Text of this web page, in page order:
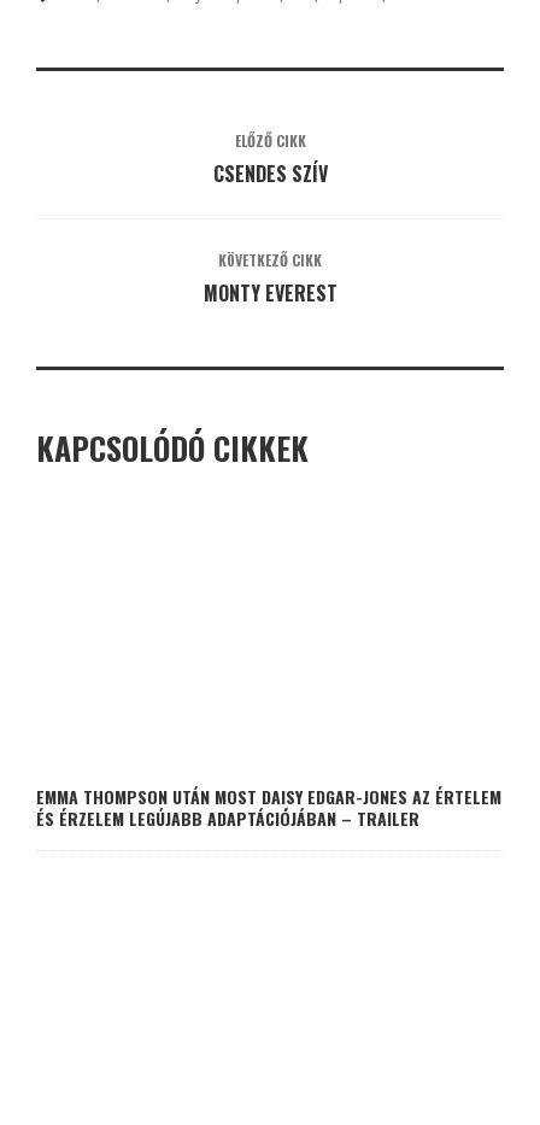
ELŐZŐ CIKK
CSENDES SZÍV
KÖVETKEZŐ CIKK
MONTY EVEREST
KAPCSOLÓDÓ CIKKEK
EMMA THOMPSON UTÁN MOST DAISY EDGAR-JONES AZ ÉRTELEM
ÉS ÉRZELEM LEGÚJABB ADAPTÁCIÓJÁBAN – TRAILER